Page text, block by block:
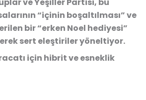
ve Yeşiller Partisi, bu
“içinin boşaltılması”ve
bir “erken Noel hediyesi”
sert eleştiriler yöneltiyor.
için hibrit ve esneklik